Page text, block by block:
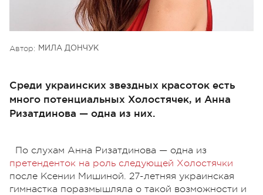
Автор: МИЛА ДОНЧУК
Среди украинских звездных красоток есть
много потенциальных Холостячек, и Анна
Ризатдинова — одна из них.
По слухам Анна Ризатдинова — одна из
претенденток на роль следующей Холостячки
после Ксении Мишиной. 27-летняя украинская
гимнастка поразмышляла о такой возможности и